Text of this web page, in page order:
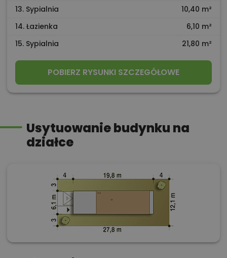
13. Sypialnia
10,40 m²
14. Łazienka
6,10 m²
15. Sypialnia
21,80 m²
POBIERZ RYSUNKI SZCZEGÓŁOWE
Usytuowanie budynku na
działce